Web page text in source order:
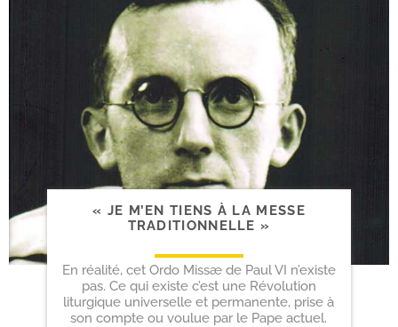
« JE M’EN TIENS À LA MESSE
TRADITIONNELLE »
En réalité, cet Ordo Missæ de Paul VI n’existe
pas. Ce qui existe c’est une Révolution
liturgique universelle et permanente, prise à
son compte ou voulue par le Pape actuel.